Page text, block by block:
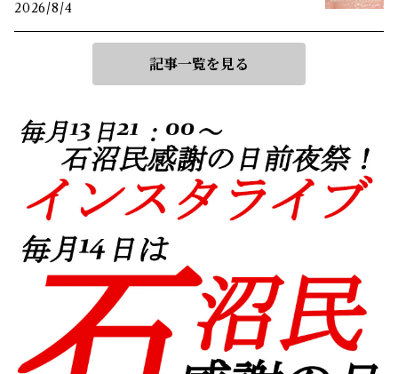
2026/8/4
記事一覧を見る